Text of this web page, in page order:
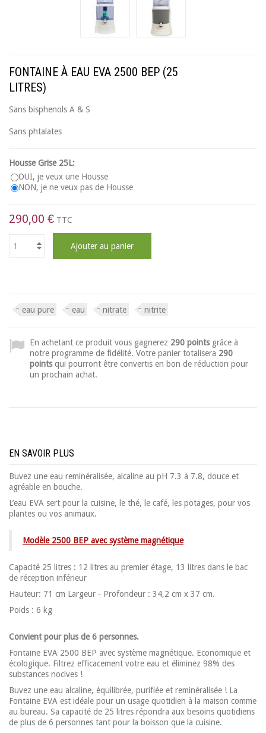
FONTAINE À EAU EVA 2500 BEP (25
LITRES)
Sans bisphenols A & S
Sans phtalates
Housse Grise 25L:
OUI, je veux une Housse
NON, je ne veux pas de Housse
290,00 € TTC
Ajouter au panier
eau pure eau nitrate nitrite
En achetant ce produit vous gagnerez 290 pointsgrâce à
notre programme de fidélité. Votre panier totalisera 290
pointsqui pourront être convertis en bon de réduction pour
un prochain achat.
EN SAVOIR PLUS
Buvez une eau reminéralisée, alcaline au pH 7.3 à 7.8, douce et
agréable en bouche.
L’eau EVA sert pour la cuisine, le thé, le café, les potages, pour vos
plantes ou vos animaux.
Modèle 2500 BEP avec système magnétique
Capacité 25 litres : 12 litres au premier étage, 13 litres dans le bac
de réception inférieur
Hauteur: 71 cm Largeur - Profondeur : 34,2 cm x 37 cm.
Poids : 6 kg
Convient pour plus de 6 personnes.
Fontaine EVA 2500 BEP avec système magnétique. Economique et
écologique. Filtrez efficacement votre eau et éliminez 98% des
substances nocives !
Buvez une eau alcaline, équilibrée, purifiée et reminéralisée ! La
Fontaine EVA est idéale pour un usage quotidien à la maison comme
au bureau. Sa capacité de 25 litres répondra aux besoins quotidiens
de plus de 6 personnes tant pour la boisson que la cuisine.